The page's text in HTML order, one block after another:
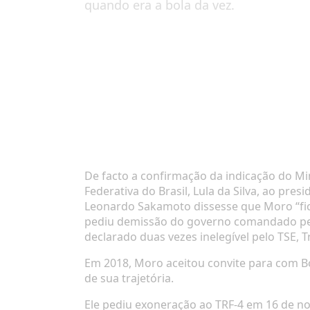
quando era a bola da vez.
De facto a confirmação da indicação do
Federativa do Brasil, Lula da Silva, ao
Leonardo Sakamoto dissesse que Moro
pediu demissão do governo comandado
declarado duas vezes inelegível pelo TSE,
Em 2018, Moro aceitou convite para com
de sua trajetória.
Ele pediu exoneração ao TRF-4 em 16